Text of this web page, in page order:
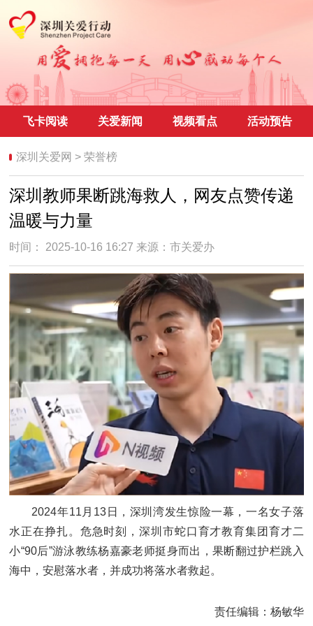
飞卡阅读 关爱新闻 视频看点 活动预告
深圳关爱网 >荣誉榜
深圳教师果断跳海救人，网友点赞传递
温暖与力量
时间： 2025-10-16 16:27 来源：市关爱办
2024年11月13日，深圳湾发生惊险一幕，一名女子落
水正在挣扎。危急时刻，深圳市蛇口育才教育集团育才二
小“90后”游泳教练杨嘉豪老师挺身而出，果断翻过护栏跳入
海中，安慰落水者，并成功将落水者救起。
责任编辑：杨敏华